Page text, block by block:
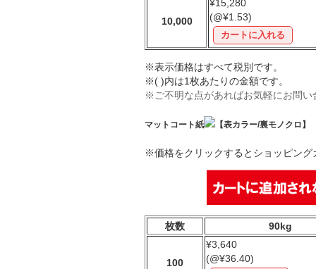
10,000
¥15,280
(@¥1.53)
※表示価格はすべて税別です。
※( )内は1枚あたりの金額です。
※ご不明な点があればお気軽にお問い
マットコート紙 【表カラー/裏モノクロ】
※価格をクリックするとショッピング
枚数 90kg
100
¥3,640
(@¥36.40)